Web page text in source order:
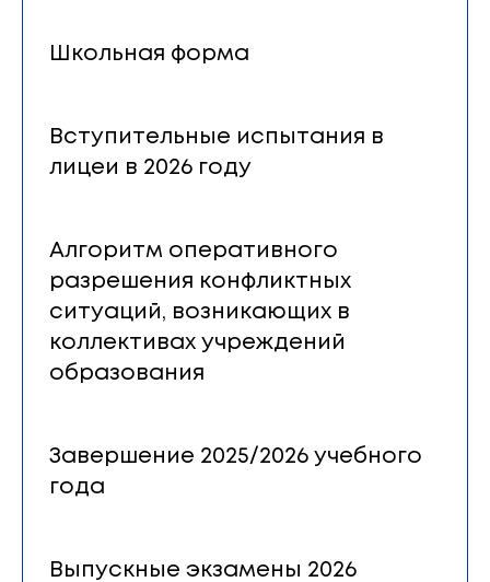
Школьная форма
Вступительные испытания в
лицеи в 2026 году
Алгоритм оперативного
разрешения конфликтных
ситуаций, возникающих в
коллективах учреждений
образования
Завершение 2025/2026 учебного
года
Выпускные экзамены 2026